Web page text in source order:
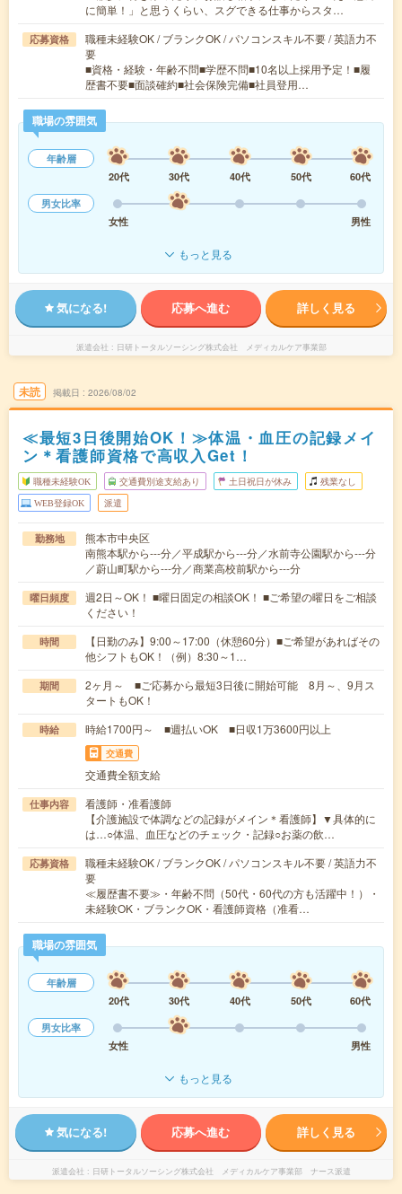
に簡単！」と思うくらい、スグできる仕事からスタ…
応募資格
職種未経験OK / ブランクOK / パソコンスキル不要 / 英語力不
要
■資格・経験・年齢不問■学歴不問■10名以上採用予定！■履
歴書不要■面談確約■社会保険完備■社員登用…
職場の雰囲気
年齢層
20代
30代 40代 50代
60代
男女比率
女性
男性
もっと見る
気になる! 応募へ進む 詳しく見る
派遣会社 日研トータルソーシング株式会社 メディカルケア事業部
未読 掲載日 2026/08/02
≪最短3日後開始OK！≫体温・血圧の記録メイ
ン＊看護師資格で高収入Get！
職種未経験OK 交通費別途支給あり 土日祝日が休み 残業なし
WEB登録OK 派遣
勤務地
熊本市中央区
南熊本駅から---分／平成駅から---分／水前寺公園駅から---分
／蔚山町駅から---分／商業高校前駅から---分
曜日頻度
週2日～OK！ ■曜日固定の相談OK！ ■ご希望の曜日をご相談
ください！
時間
【日勤のみ】9:00～17:00（休憩60分）■ご希望があればその
他シフトもOK！（例）8:30～1…
期間
2ヶ月～ ■ご応募から最短3日後に開始可能 8月～、9月ス
タートもOK！
時給 時給1700円～ ■週払いOK ■日収1万3600円以上
交通費
交通費全額支給
仕事内容
看護師・准看護師
【介護施設で体調などの記録がメイン＊看護師】▼具体的に
は…○体温、血圧などのチェック・記録○お薬の飲…
応募資格
職種未経験OK / ブランクOK / パソコンスキル不要 / 英語力不
要
≪履歴書不要≫・年齢不問（50代・60代の方も活躍中！）・
未経験OK・ブランクOK・看護師資格（准看…
職場の雰囲気
年齢層
20代
30代 40代 50代
60代
男女比率
女性
男性
もっと見る
気になる! 応募へ進む 詳しく見る
派遣会社 日研トータルソーシング株式会社 メディカルケア事業部 ナース派遣